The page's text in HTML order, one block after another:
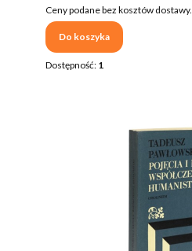
Ceny podane bez kosztów dostawy.
Do koszyka
Dostępność: 1